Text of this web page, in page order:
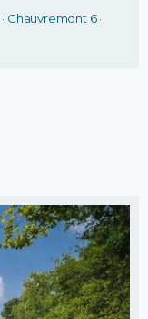
· Chauvremont 6 ·